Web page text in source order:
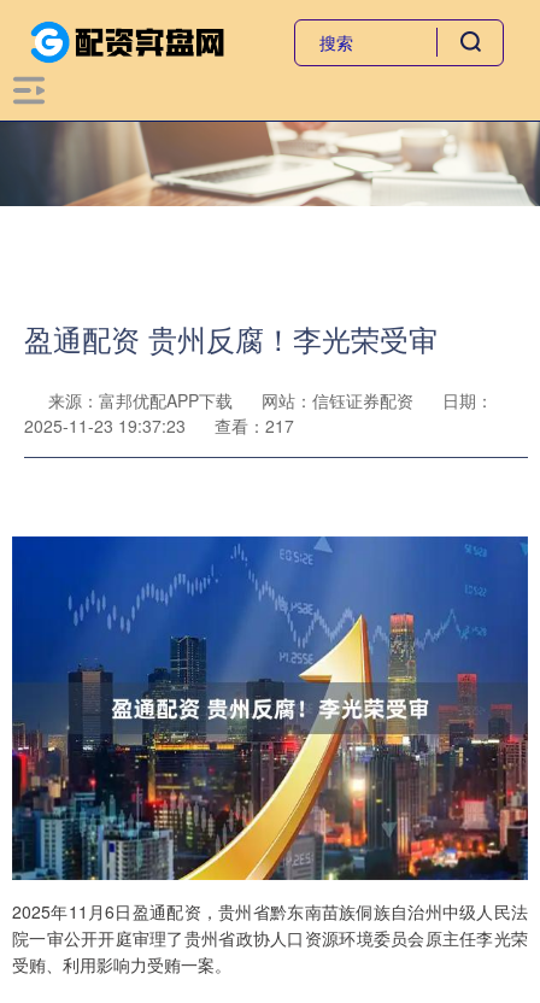
盈通配资 贵州反腐！李光荣受审
来源：富邦优配APP下载 网站：信钰证券配资
日期：
2025-11-23 19:37:23
查看：217
2025年11月6日盈通配资，贵州省黔东南苗族侗族自治州中级人民法
院一审公开开庭审理了贵州省政协人口资源环境委员会原主任李光荣
受贿、利用影响力受贿一案。